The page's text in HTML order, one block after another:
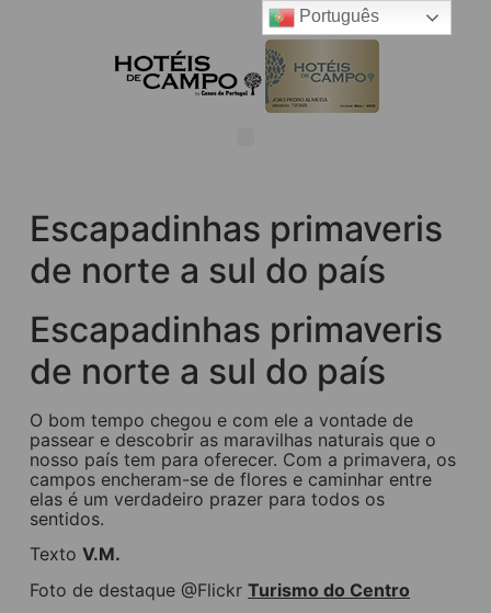
Escapadinhas primaveris
de norte a sul do país
Escapadinhas primaveris
de norte a sul do país
O bom tempo chegou e com ele a vontade de
passear e descobrir as maravilhas naturais que o
nosso país tem para oferecer. Com a primavera, os
campos encheram-se de flores e caminhar entre
elas é um verdadeiro prazer para todos os
sentidos.
TextoV.M.
Foto de destaque @FlickrTurismo do Centro
Português